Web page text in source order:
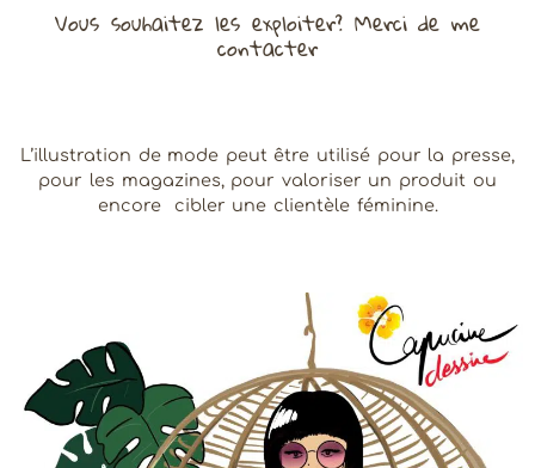
Vous souhaitez les exploiter? Merci de me
contacter
L’illustration de mode peut être utilisé pour la presse,
pour les magazines, pour valoriser un produit ou
encore cibler une clientèle féminine.